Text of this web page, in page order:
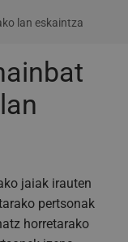
lan eskaintza
jaiak irauten
pertsonak
horretarako